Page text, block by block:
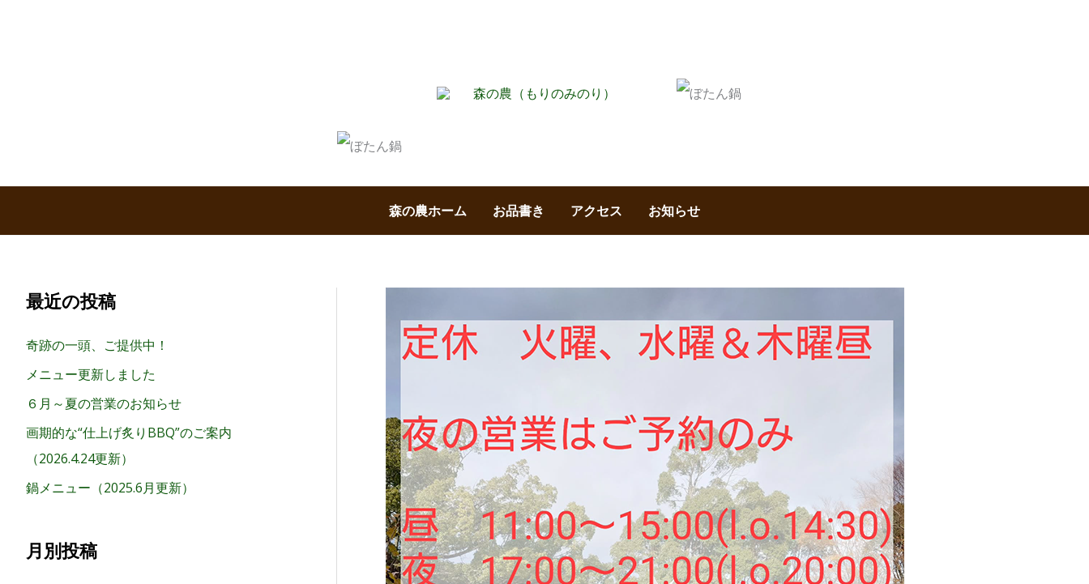
プ
森の農ホーム
お品書き アクセス お知らせ
最近の投稿
奇跡の一頭、ご提供中！
メニュー更新しました
６月～夏の営業のお知らせ
画期的な“仕上げ炙りBBQ”のご案内
（2026.4.24更新）
鍋メニュー（2025.6月更新）
月別投稿